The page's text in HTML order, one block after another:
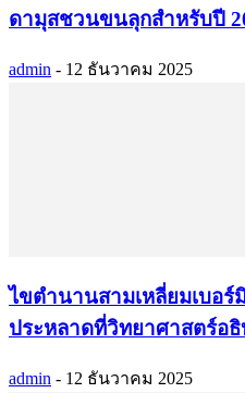
ดามุสชวนขนลุกสำหรับปี
admin - 12 ธันวาคม 2025
ไขตำนานสามเหลี่ยมเบอ
ประหลาดที่วิทยาศาสตร์อธิ
admin - 12 ธันวาคม 2025